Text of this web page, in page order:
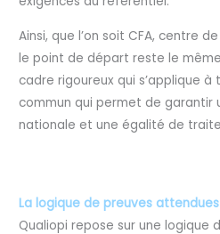
Ainsi, que l’on soit CFA, centre
le point de départ reste le
cadre rigoureux qui s’applique à
commun qui permet de garantir
nationale et une égalité de
La logique de preuves attendues
Qualiopi repose sur une logique